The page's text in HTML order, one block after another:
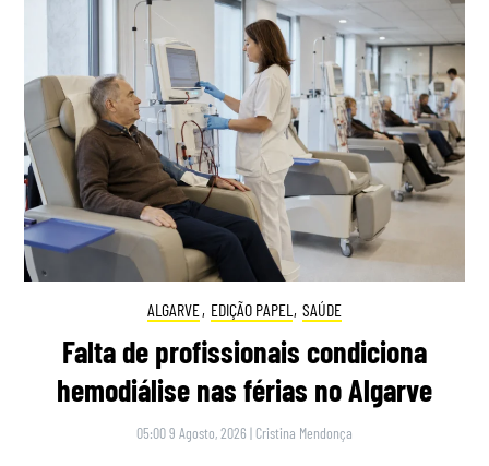
ALGARVE, EDIÇÃO PAPEL , SAÚDE
Falta de profissionais condiciona
hemodiálise nas férias no Algarve
05:00 9 Agosto, 2026 | Cristina Mendonça